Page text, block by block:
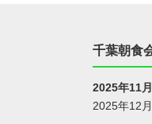
千葉朝食
2025年11
2025年12